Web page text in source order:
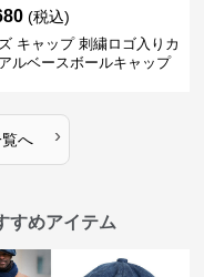
(税込)
キャップ 刺繍ロゴ入りカ
ルベースボールキャップ
へ ›
すめアイテム